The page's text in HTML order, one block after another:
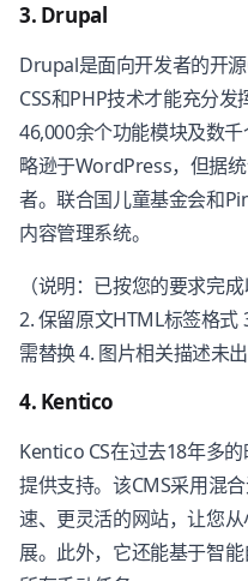
3. Drupal
Drupal是面向开发者的开源
CSS和PHP技术才能充分
46,000余个功能模块及数
略逊于WordPress，但据
者。联合国儿童基金会和
内容管理系统。
（说明：已按您的要求完
2. 保留原文HTML标签格
需替换 4. 图片相关描述未出
4. Kentico
Kentico CS在过去18年多
提供支持。该CMS采用混
速、更灵活的网站，让您
展。此外，它还能基于智